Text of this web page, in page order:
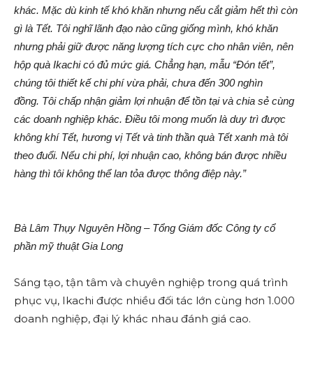
khác. Mặc dù kinh tế khó khăn nhưng nếu cắt giảm hết thì còn
gì là Tết. Tôi nghĩ lãnh đạo nào cũng giống mình, khó khăn
nhưng phải giữ được năng lượng tích cực cho nhân viên, nên
hộp quà Ikachi có đủ mức giá. Chẳng hạn, mẫu “Đón tết”,
chúng tôi thiết kế chi phí vừa phải, chưa đến 300 nghìn
đồng. Tôi chấp nhận giảm lợi nhuận để tồn tại và chia sẻ cùng
các doanh nghiệp khác. Điều tôi mong muốn là duy trì được
không khí Tết, hương vị Tết và tinh thần quà Tết xanh mà tôi
theo đuổi. Nếu chi phí, lợi nhuận cao, không bán được nhiều
hàng thì tôi không thể lan tỏa được thông điệp này.”
Bà Lâm Thụy Nguyên Hồng – Tổng Giám đốc Công ty cổ
phần mỹ thuật Gia Long
Sáng tạo, tận tâm và chuyên nghiệp trong quá trình
phục vụ, Ikachi được nhiều đối tác lớn cùng hơn 1.000
doanh nghiệp, đại lý khác nhau đánh giá cao.